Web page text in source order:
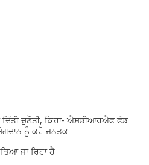
ਚੁਣੌਤੀ, ਕਿਹਾ- ਐਸਡੀਆਰਐਫ ਫੰਡ
ਨੂੰ ਕਰੋ ਜਨਤਕ
ਜਾ ਰਿਹਾ ਹੈ